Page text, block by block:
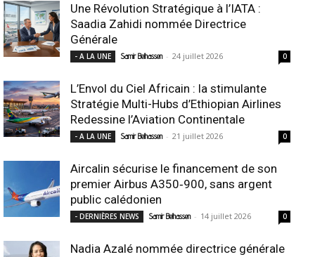
Une Révolution Stratégique à l’IATA :
Saadia Zahidi nommée Directrice
Générale
- A LA UNE Samir Belhassen - 24 juillet 2026 0
L’Envol du Ciel Africain : la stimulante
Stratégie Multi-Hubs d’Ethiopian Airlines
Redessine l’Aviation Continentale
- A LA UNE Samir Belhassen - 21 juillet 2026 0
Aircalin sécurise le financement de son
premier Airbus A350‑900, sans argent
public calédonien
- DERNIÈRES NEWS Samir Belhassen - 14 juillet 2026 0
Nadia Azalé nommée directrice générale